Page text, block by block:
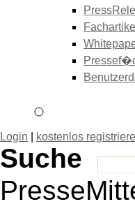
Login kostenlos
Suche